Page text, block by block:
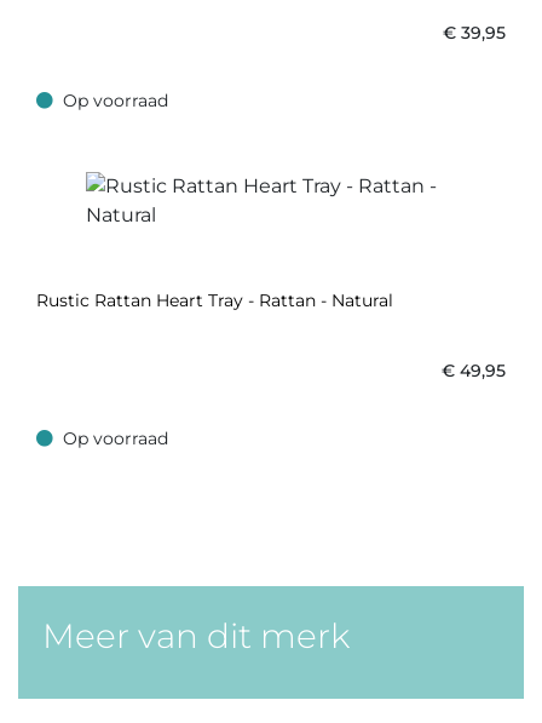
€ 39,95
Op voorraad
Op voorraad
Rustic Rattan Heart Tray - Rattan - Natural
€ 49,95
Op voorraad
Op voorraad
Meer van dit merk